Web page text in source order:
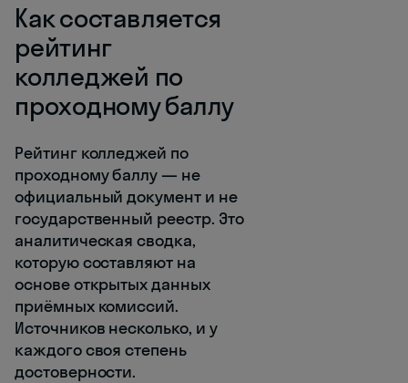
Как составляется
рейтинг
колледжей по
проходному баллу
Рейтинг колледжей по
проходному баллу — не
официальный документ и не
государственный реестр. Это
аналитическая сводка,
которую составляют на
основе открытых данных
приёмных комиссий.
Источников несколько, и у
каждого своя степень
достоверности.